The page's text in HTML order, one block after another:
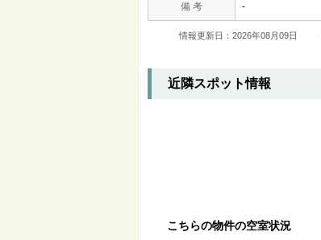
備 考 -
情報更新日：2026年08月09日
近隣スポット情報
こちらの物件の空室状況